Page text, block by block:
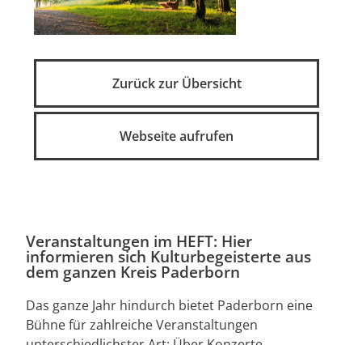
Zurück zur Übersicht
Webseite aufrufen
Veranstaltungen im HEFT: Hier
informieren sich Kulturbegeisterte aus
dem ganzen Kreis Paderborn
Das ganze Jahr hindurch bietet Paderborn eine
Bühne für zahlreiche Veranstaltungen